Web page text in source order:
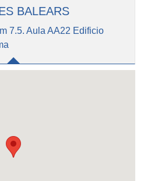
BALEARS
7.5. Aula AA22 Edificio